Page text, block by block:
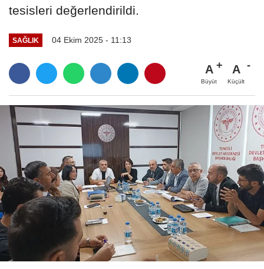
tesisleri değerlendirildi.
SAĞLIK 04 Ekim 2025 - 11:13
A
Büyüt
A
Küçült